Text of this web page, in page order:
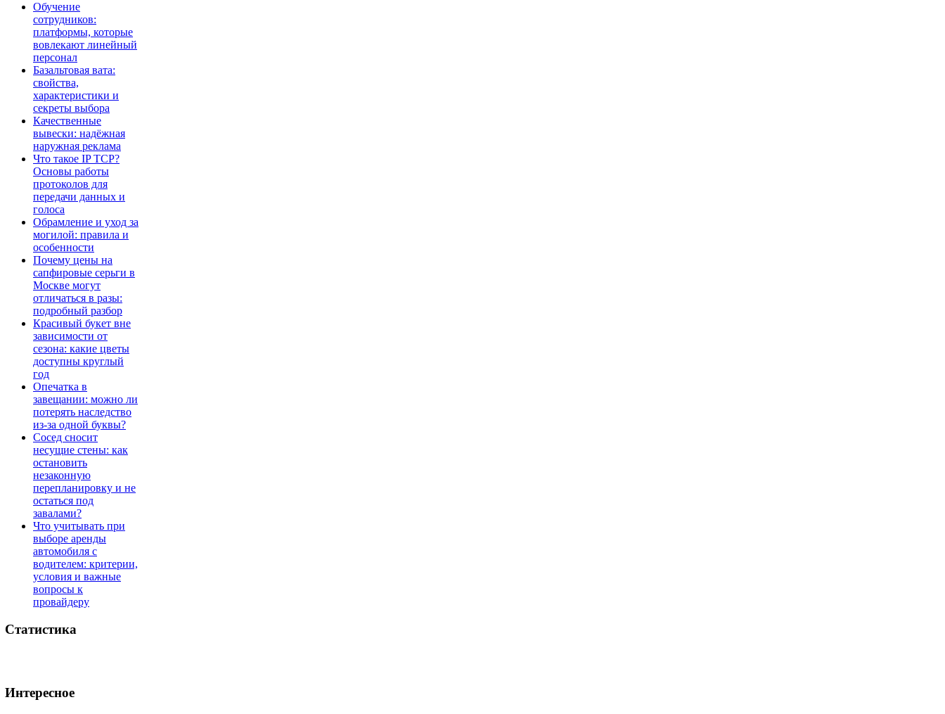
Обучение
сотрудников:
платформы, которые
вовлекают линейный
персонал
Базальтовая вата:
свойства,
характеристики и
секреты выбора
Качественные
вывески: надёжная
наружная реклама
Что такое IP TCP?
Основы работы
протоколов для
передачи данных и
голоса
Обрамление и уход за
могилой: правила и
особенности
Почему цены на
сапфировые серьги в
Москве могут
отличаться в разы:
подробный разбор
Красивый букет вне
зависимости от
сезона: какие цветы
доступны круглый
год
Опечатка в
завещании: можно ли
потерять наследство
из-за одной буквы?
Сосед сносит
несущие стены: как
остановить
незаконную
перепланировку и не
остаться под
завалами?
Что учитывать при
выборе аренды
автомобиля с
водителем: критерии,
условия и важные
вопросы к
провайдеру
Статистика
Интересное